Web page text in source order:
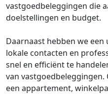
vastgoedbeleggingen die
doelstellingen en budget.
Daarnaast hebben we
lokale contacten en
snel en efficiënt te
van
een appartement,